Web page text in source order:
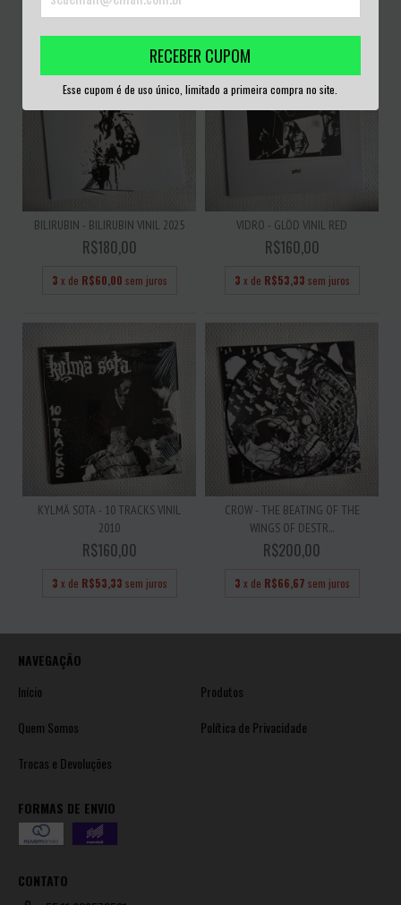
RECEBER CUPOM
Esse cupom é de uso único, limitado a primeira compra no site.
BILIRUBIN - BILIRUBIN VINIL 2025
R$180,00
3 x de R$60,00 sem juros
VIDRO - GLÖD VINIL RED
R$160,00
3 x de R$53,33 sem juros
KYLMÄ SOTA - 10 TRACKS VINIL
2010
R$160,00
3 x de R$53,33 sem juros
CROW - THE BEATING OF THE
WINGS OF DESTR...
R$200,00
3 x de R$66,67 sem juros
NAVEGAÇÃO
Início
Produtos
Quem Somos
Política de Privacidade
Trocas e Devoluções
FORMAS DE ENVIO
CONTATO